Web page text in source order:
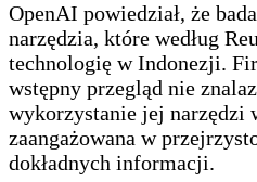
OpenAI powiedział, że
narzędzia, które według
technologię w Indonezji.
wstępny przegląd nie
wykorzystanie jej narzędzi
zaangażowana w
dokładnych informacji.